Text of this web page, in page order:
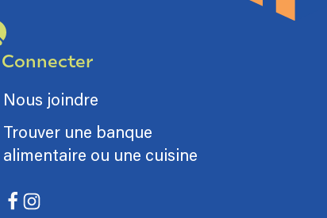
Connecter
Nous joindre
Trouver une banque
alimentaire ou une cuisine